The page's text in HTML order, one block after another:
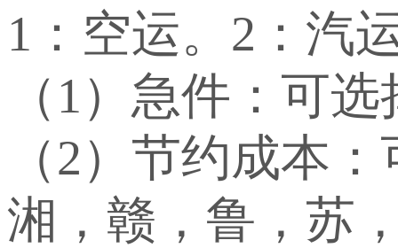
1：空运。2：汽
（1）急件：可
（2）节约成本
湘，赣，鲁，苏